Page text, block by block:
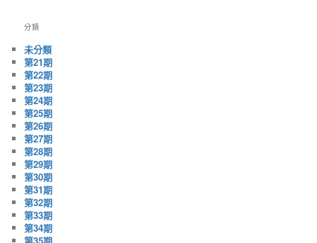
分類
未分類
第21期
第22期
第23期
第24期
第25期
第26期
第27期
第28期
第29期
第30期
第31期
第32期
第33期
第34期